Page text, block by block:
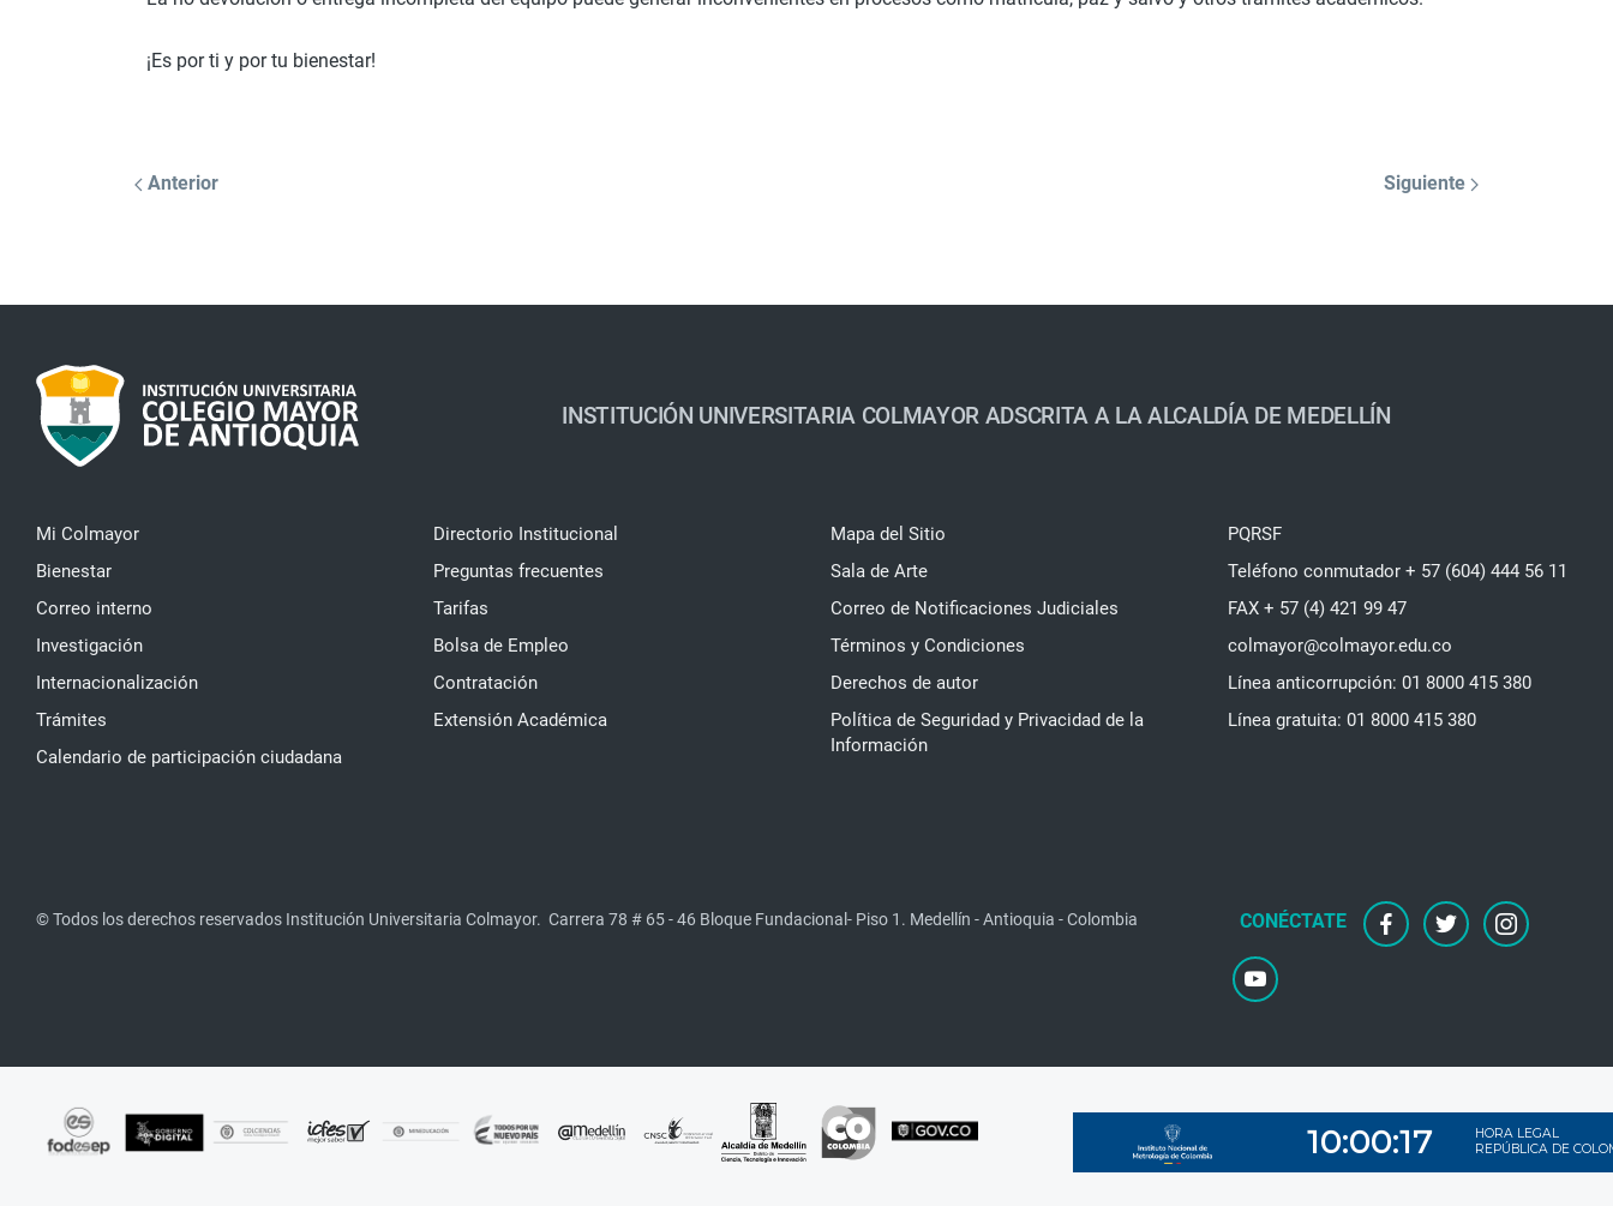
¡Es por ti y por tu bienestar!
Anterior Siguiente
INSTITUCIÓN UNIVERSITARIA COLMAYOR ADSCRITA A LA ALCALDÍA DE MEDELLÍN
Mi Colmayor
Bienestar
Correo interno
Investigación
Internacionalización
Trámites
Calendario de participación ciudadana
Directorio Institucional
Preguntas frecuentes
Tarifas
Bolsa de Empleo
Contratación
Extensión Académica
Mapa del Sitio
Sala de Arte
Correo de Notificaciones Judiciales
Términos y Condiciones
Derechos de autor
Política de Seguridad y Privacidad de la
Información
PQRSF
Teléfono conmutador + 57 (604) 444 56 11
FAX + 57 (4) 421 99 47
colmayor@colmayor.edu.co
Línea anticorrupción: 01 8000 415 380
Línea gratuita: 01 8000 415 380
© Todos los derechos reservados Institución Universitaria Colmayor. Carrera 78 # 65 - 46 Bloque Fundacional- Piso 1. Medellín - Antioquia - Colombia